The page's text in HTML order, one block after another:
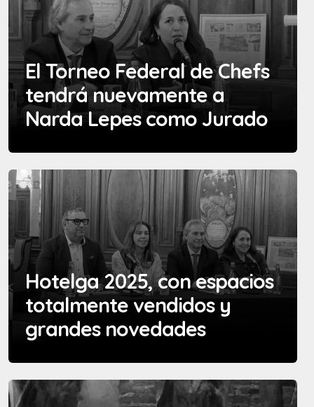
El Torneo Federal de Chefs
tendrá nuevamente a
Narda Lepes como Jurado
Hotelga 2025, con espacios
totalmente vendidos y
grandes novedades